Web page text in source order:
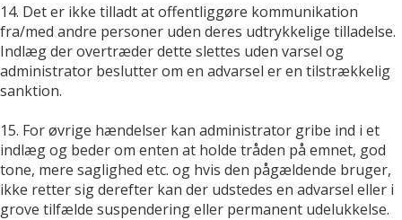
14. Det er ikke tilladt at offentliggøre kommunikation
fra/med andre personer uden deres udtrykkelige tilladelse.
Indlæg der overtræder dette slettes uden varsel og
administrator beslutter om en advarsel er en tilstrækkelig
sanktion.
15. For øvrige hændelser kan administrator gribe ind i et
indlæg og beder om enten at holde tråden på emnet, god
tone, mere saglighed etc. og hvis den pågældende bruger,
ikke retter sig derefter kan der udstedes en advarsel eller i
grove tilfælde suspendering eller permanent udelukkelse.